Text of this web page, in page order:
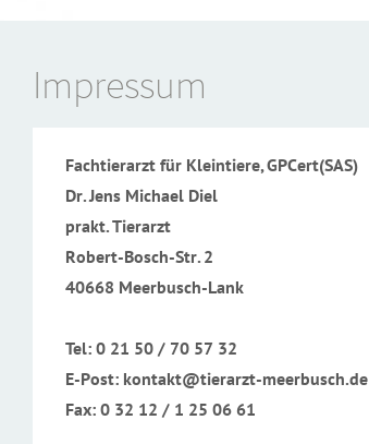
Impressum
Fachtierarzt für Kleintiere, GPCert(SAS)
Dr. Jens Michael Diel
prakt. Tierarzt
Robert-Bosch-Str. 2
40668 Meerbusch-Lank
Tel: 0 21 50 / 70 57 32
E-Post: kontakt@tierarzt-meerbusch.de
Fax: 0 32 12 / 1 25 06 61